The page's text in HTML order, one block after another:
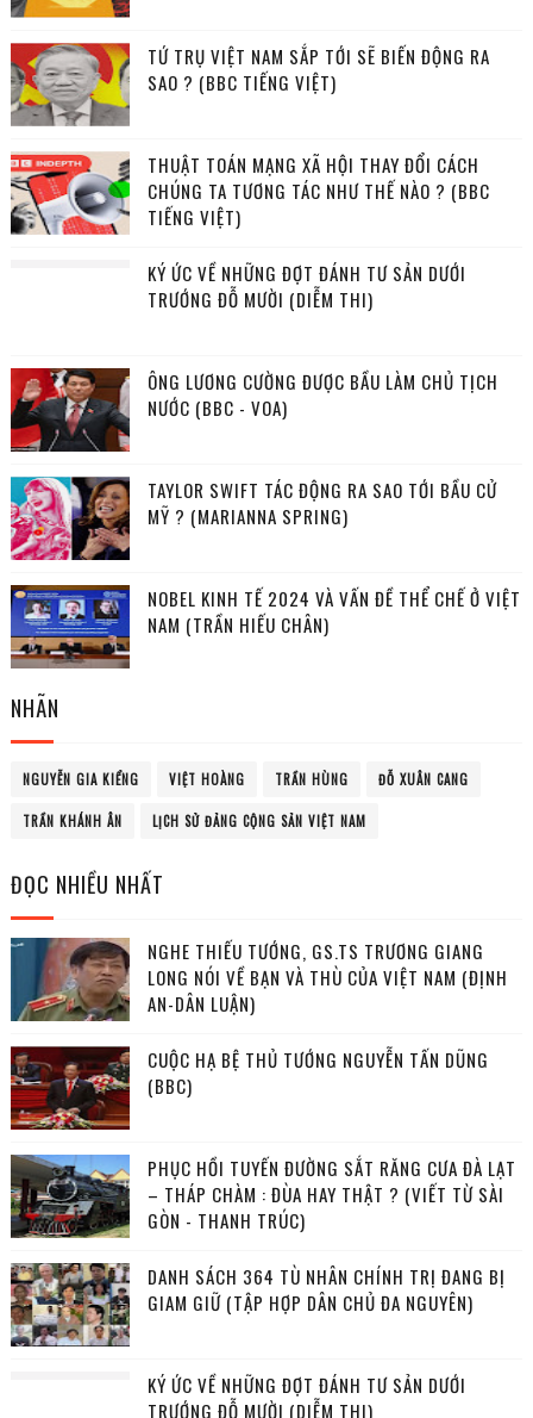
TỨ TRỤ VIỆT NAM SẮP TỚI SẼ BIẾN ĐỘNG RA
SAO ? (BBC TIẾNG VIỆT)
THUẬT TOÁN MẠNG XÃ HỘI THAY ĐỔI CÁCH
CHÚNG TA TƯƠNG TÁC NHƯ THẾ NÀO ? (BBC
TIẾNG VIỆT)
KÝ ỨC VỀ NHỮNG ĐỢT ĐÁNH TƯ SẢN DƯỚI
TRƯỚNG ĐỖ MƯỜI (DIỄM THI)
ÔNG LƯƠNG CƯỜNG ĐƯỢC BẦU LÀM CHỦ TỊCH
NƯỚC (BBC - VOA)
TAYLOR SWIFT TÁC ĐỘNG RA SAO TỚI BẦU CỬ
MỸ ? (MARIANNA SPRING)
NOBEL KINH TẾ 2024 VÀ VẤN ĐỀ THỂ CHẾ Ở VIỆT
NAM (TRẦN HIẾU CHÂN)
NHÃN
NGUYỄN GIA KIỂNG VIỆT HOÀNG TRẦN HÙNG ĐỖ XUÂN CANG
TRẦN KHÁNH ÂN LỊCH SỬ ĐẢNG CỘNG SẢN VIỆT NAM
ĐỌC NHIỀU NHẤT
NGHE THIẾU TƯỚNG, GS.TS TRƯƠNG GIANG
LONG NÓI VỀ BẠN VÀ THÙ CỦA VIỆT NAM (ĐỊNH
AN-DÂN LUẬN)
CUỘC HẠ BỆ THỦ TƯỚNG NGUYỄN TẤN DŨNG
(BBC)
PHỤC HỒI TUYẾN ĐƯỜNG SẮT RĂNG CƯA ĐÀ LẠT
– THÁP CHÀM : ĐÙA HAY THẬT ? (VIẾT TỪ SÀI
GÒN - THANH TRÚC)
DANH SÁCH 364 TÙ NHÂN CHÍNH TRỊ ĐANG BỊ
GIAM GIỮ (TẬP HỢP DÂN CHỦ ĐA NGUYÊN)
KÝ ỨC VỀ NHỮNG ĐỢT ĐÁNH TƯ SẢN DƯỚI
TRƯỚNG ĐỖ MƯỜI (DIỄM THI)